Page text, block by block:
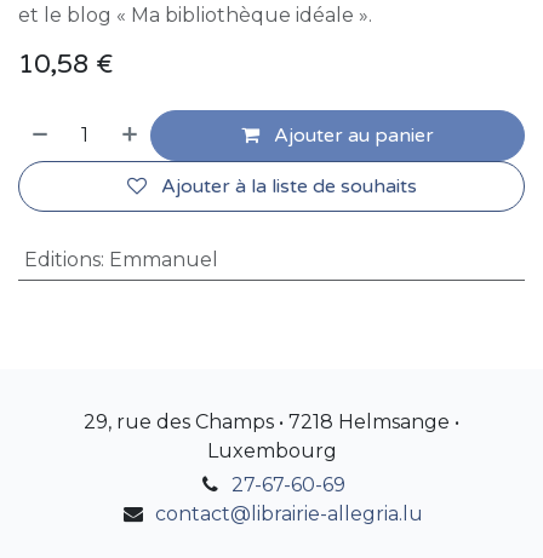
et le blog « Ma bibliothèque idéale ».
10,58 €
Ajouter au panier
Ajouter à la liste de souhaits
Editions: Emmanuel
29, rue des Champs • 7218 Helmsange •
Luxembourg
27-67-60-69
contact@librairie-allegria.lu